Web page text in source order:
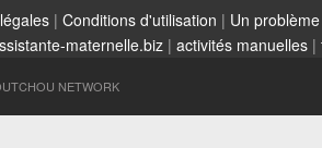
| Conditions d'utilisation | Un
maternelle.biz | activités manuelles |
NETWORK